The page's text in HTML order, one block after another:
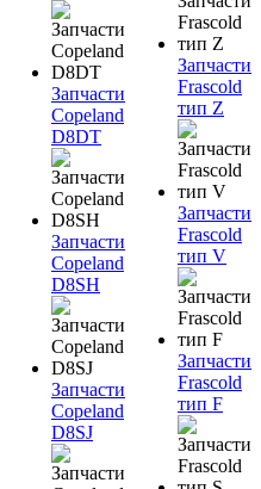
Запчасти
Copeland
D8DT
Запчасти
Copeland
D8SH
Запчасти
Copeland
D8SJ
Запчасти
Frascold
тип Z
Запчасти
Frascold
тип V
Запчасти
Frascold
тип F